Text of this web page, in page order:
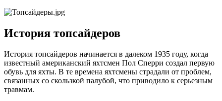
История топсайдеров
История топсайдеров начинается в далеком 1935 году, когда
известный американский яхтсмен Пол Сперри создал первую
обувь для яхты. В те времена яхтсмены страдали от проблем,
связанных со скользкой палубой, что приводило к серьезным
травмам.